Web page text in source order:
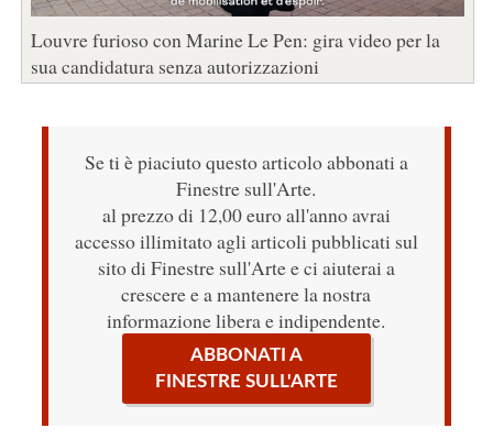
Louvre furioso con Marine Le Pen: gira video per la
sua candidatura senza autorizzazioni
Se ti è piaciuto questo articolo abbonati a
Finestre sull'Arte.
al prezzo di 12,00 euro all'anno avrai
accesso illimitato agli articoli pubblicati sul
sito di Finestre sull'Arte e ci aiuterai a
crescere e a mantenere la nostra
informazione libera e indipendente.
ABBONATI A
FINESTRE SULL'ARTE